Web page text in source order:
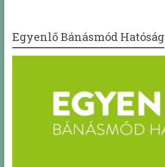
Egyenlő Bánásmód Hatóság